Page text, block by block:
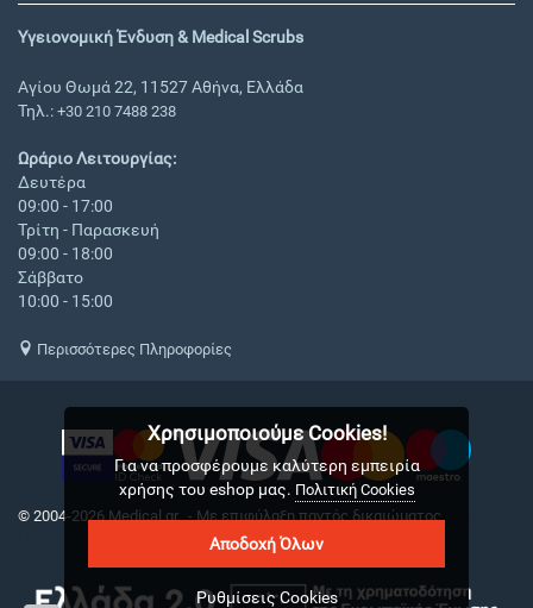
Υγειονομική Ένδυση & Medical Scrubs
Αγίου Θωμά 22, 11527 Αθήνα, Ελλάδα
Τηλ.: +30 210 7488 238
Ωράριο Λειτουργίας:
Δευτέρα
09:00 - 17:00
Τρίτη - Παρασκευή
09:00 - 18:00
Σάββατο
10:00 - 15:00
Περισσότερες Πληροφορίες
© 2004-2026 Medical.gr. - Με επιφύλαξη παντός δικαιώματος
Χρησιμοποιούμε Cookies!
Για να προσφέρουμε καλύτερη εμπειρία
χρήσης του eshop μας. Πολιτική Cookies
Αποδοχή Όλων
Ρυθμίσεις Cookies